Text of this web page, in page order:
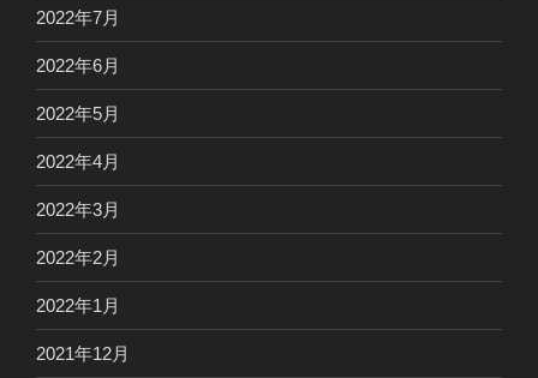
2022年7月
2022年6月
2022年5月
2022年4月
2022年3月
2022年2月
2022年1月
2021年12月